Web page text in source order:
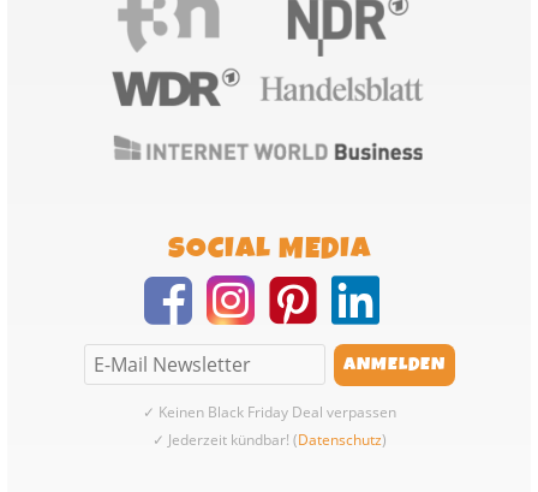
SOCIAL MEDIA
✓ Keinen Black Friday Deal verpassen
✓ Jederzeit kündbar! (Datenschutz)